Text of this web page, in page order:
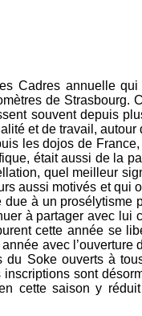
Cadres annuelle
de Strasbourg.
souvent depuis
et de travail,
les dojos de
était aussi de la
quel meilleur
aussi motivés et qui
à un prosélytisme
à partager avec lui
cette année se
avec l’ouverture
Soke ouverts à
sont
cette saison y